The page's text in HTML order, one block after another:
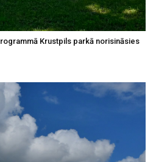
Krustpils parkā norisināsies